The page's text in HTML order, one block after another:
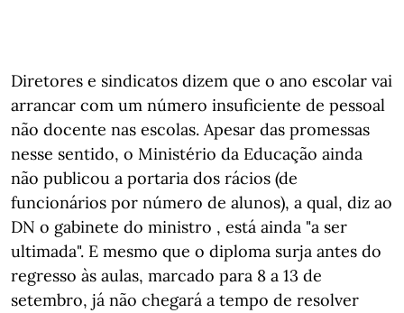
Diretores e sindicatos dizem que o ano escolar vai
arrancar com um número insuficiente de pessoal
não docente nas escolas. Apesar das promessas
nesse sentido, o Ministério da Educação ainda
não publicou a portaria dos rácios (de
funcionários por número de alunos), a qual, diz ao
DN o gabinete do ministro , está ainda "a ser
ultimada". E mesmo que o diploma surja antes do
regresso às aulas, marcado para 8 a 13 de
setembro, já não chegará a tempo de resolver